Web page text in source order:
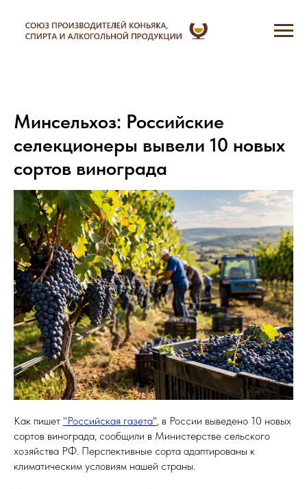
Минсельхоз: Российские
селекционеры вывели 10 новых
сортов винограда
Как пишет "Российская газета", в России выведено 10 новых
сортов винограда, сообщили в Министерстве сельского
хозяйства РФ. Перспективные сорта адаптированы к
климатическим условиям нашей страны.